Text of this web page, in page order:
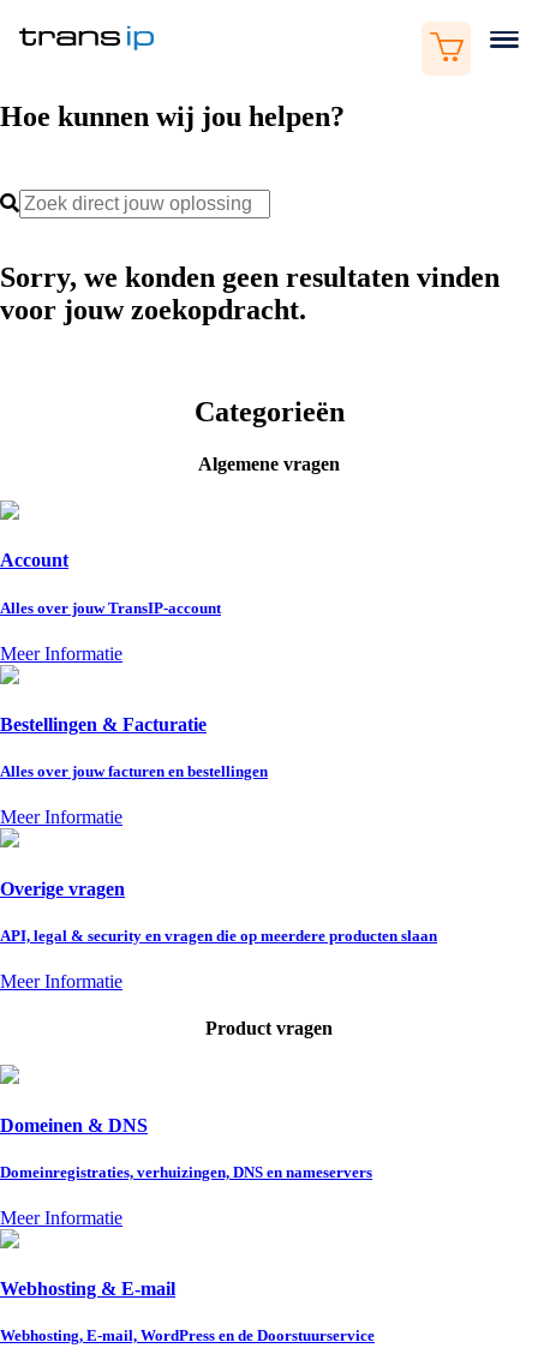
Hoe kunnen wij jou helpen?
Sorry, we konden geen resultaten vinden
voor jouw zoekopdracht.
Categorieën
Algemene vragen
Account
Alles over jouw TransIP-account
Meer Informatie
Bestellingen & Facturatie
Alles over jouw facturen en bestellingen
Meer Informatie
Overige vragen
API, legal & security en vragen die op meerdere producten slaan
Meer Informatie
Product vragen
Domeinen & DNS
Domeinregistraties, verhuizingen, DNS en nameservers
Meer Informatie
Webhosting & E-mail
Webhosting, E-mail, WordPress en de Doorstuurservice